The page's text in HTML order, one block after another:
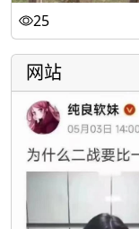
25
网站